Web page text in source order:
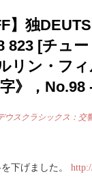
】独
823 [チュ
リン・フ
》，No.98
ウスクラシックス：交
下げました。